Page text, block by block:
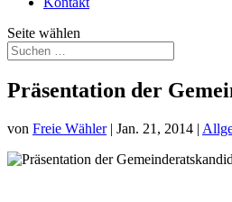
Seite wählen
Präsentation der
von Freie Wähler| Jan. 21, 2014 |